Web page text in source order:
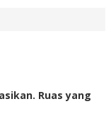
Ruas yang